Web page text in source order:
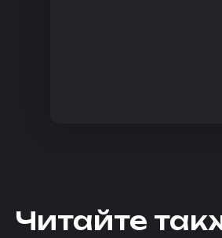
Читайте